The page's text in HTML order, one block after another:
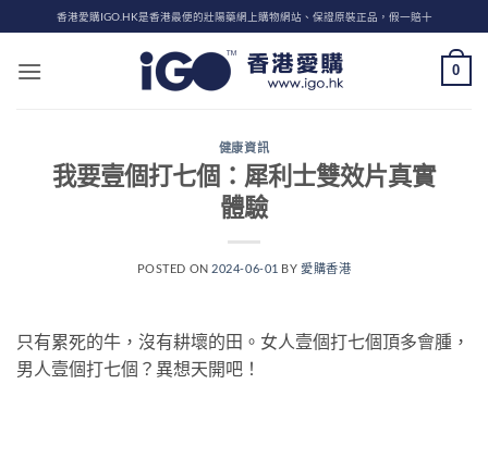
to
content
香港愛購IGO.HK是香港最便的壯陽藥網上購物網站、保證原裝正品，假一賠十
0
健康資訊
我要壹個打七個：犀利士雙效片真實
體驗
POSTED ON 2024-06-01 BY愛購香港
只有累死的牛，沒有耕壞的田。女人壹個打七個頂多會腫，
男人壹個打七個？異想天開吧！